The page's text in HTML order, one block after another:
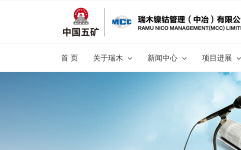
首 页 关于瑞木 新闻中心 项目进展